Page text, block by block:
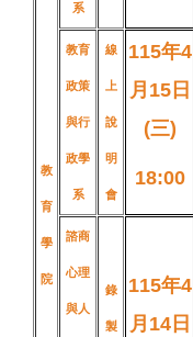
教
育
學
院
系
教育
政策
與行
政學
系
線
上
說
明
會
115年4
月15日
(三)
18:00
諮商
心理
與人
錄
製
115年4
月14日